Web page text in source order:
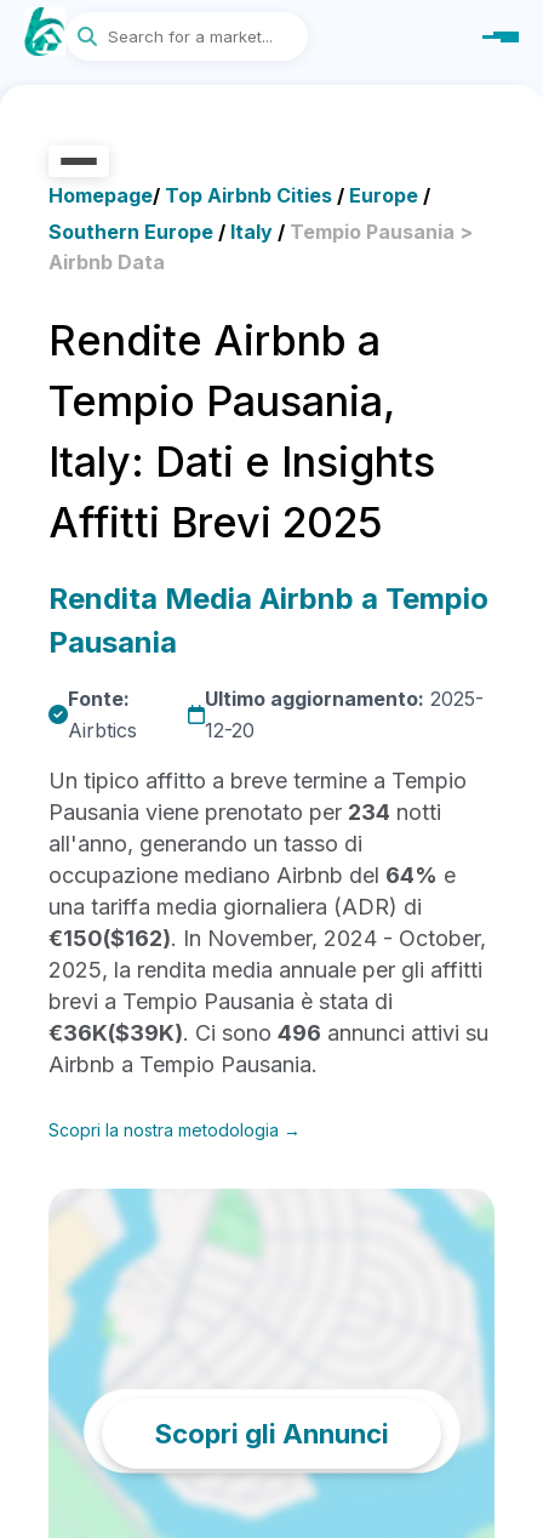
Homepage/ Top Airbnb Cities / Europe /
Southern Europe / Italy / Tempio Pausania >
Airbnb Data
Rendite Airbnb a
Tempio Pausania,
Italy: Dati e Insights
Affitti Brevi 2025
Rendita Media Airbnb a Tempio
Pausania
Fonte:
Airbtics
Ultimo aggiornamento: 2025-
12-20
Un tipico affitto a breve termine a Tempio
Pausania viene prenotato per 234 notti
all'anno, generando un tasso di
occupazione mediano Airbnb del 64% e
una tariffa media giornaliera (ADR) di
€150($162). In November, 2024 - October,
2025, la rendita media annuale per gli affitti
brevi a Tempio Pausania è stata di
€36K($39K). Ci sono 496 annunci attivi su
Airbnb a Tempio Pausania.
Scopri la nostra metodologia →
Scopri gli Annunci